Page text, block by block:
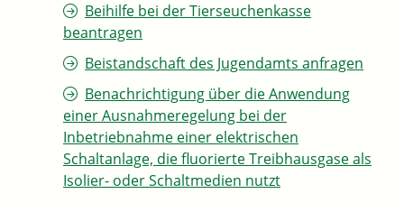
Beihilfe bei der Tierseuchenkasse
beantragen
Beistandschaft des Jugendamts anfragen
Benachrichtigung über die Anwendung
einer Ausnahmeregelung bei der
Inbetriebnahme einer elektrischen
Schaltanlage, die fluorierte Treibhausgase als
Isolier- oder Schaltmedien nutzt